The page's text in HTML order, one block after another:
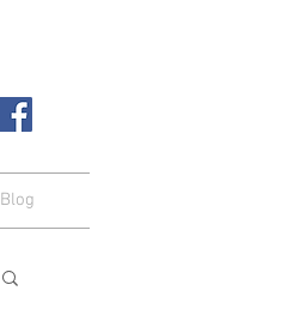
Blog